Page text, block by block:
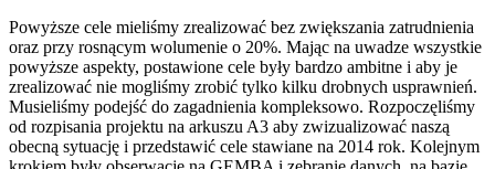
Powyższe cele mieliśmy zrealizować bez zwiększania zatrudnienia
oraz przy rosnącym wolumenie o 20%. Mając na uwadze wszystkie
powyższe aspekty, postawione cele były bardzo ambitne i aby je
zrealizować nie mogliśmy zrobić tylko kilku drobnych usprawnień.
Musieliśmy podejść do zagadnienia kompleksowo. Rozpoczęliśmy
od rozpisania projektu na arkuszu A3 aby zwizualizować naszą
obecną sytuację i przedstawić cele stawiane na 2014 rok. Kolejnym